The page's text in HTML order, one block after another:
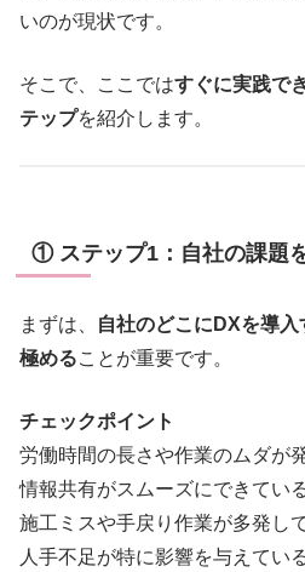
いのが現状です。
そこで、ここではすぐに実践で
テップを紹介します。
① ステップ1：自社の課題
まずは、
自社のどこにDXを導
極めることが重要です。
チェックポイント
労働時間の長さや作業のムダが
情報共有がスムーズにできてい
施工ミスや手戻り作業が多発し
人手不足が特に影響を与えてい